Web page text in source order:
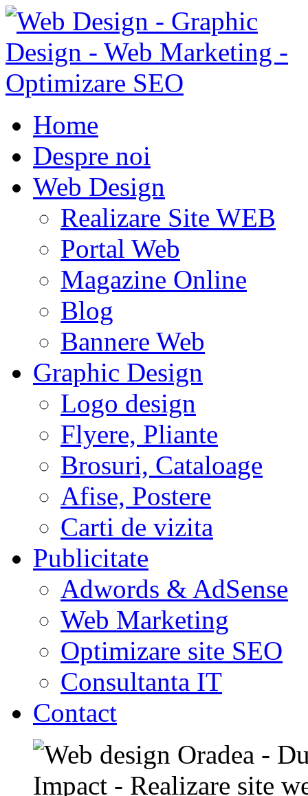
Home
Despre noi
Web Design
Realizare Site WEB
Portal Web
Magazine Online
Blog
Bannere Web
Graphic Design
Logo design
Flyere, Pliante
Brosuri, Cataloage
Afise, Postere
Carti de vizita
Publicitate
Adwords & AdSense
Web Marketing
Optimizare site SEO
Consultanta IT
Contact